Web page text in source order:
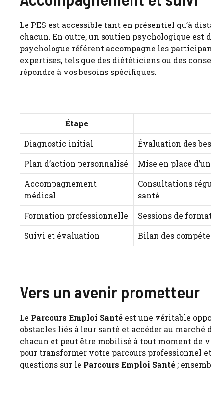
Le PES est accessible tant en présentiel qu’à
chacun. En outre, un soutien psychologique
psychologue référent accompagne les
expertises, tels que des diététiciens ou des
répondre à vos besoins spécifiques.
Étape
Diagnostic initial
Évaluation des
Plan d’action personnalisé
Mise en place
Accompagnement
médical
Consultations
santé
Formation professionnelle Sessions de
Suivi et évaluation
Bilan des
Vers un avenir prometteur
Le Parcours Emploi Santé est une véritable
obstacles liés à leur santé et accéder au marché
chacun et peut être mobilisé à tout moment de
pour transformer votre parcours professionnel
questions sur le Parcours Emploi Santé ;